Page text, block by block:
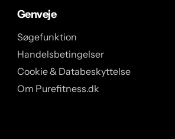
Genveje
Søgefunktion
Handelsbetingelser
Cookie & Databeskyttelse
Om Purefitness.dk